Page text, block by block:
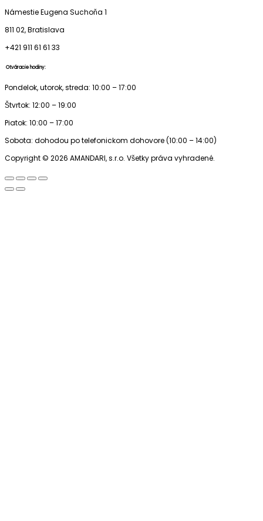
Námestie Eugena Suchoňa 1
811 02, Bratislava
+421 911 61 61 33
Otváracie hodiny:
Pondelok, utorok, streda: 10:00 – 17:00
Štvrtok: 12:00 – 19:00
Piatok: 10:00 – 17:00
Sobota: dohodou po telefonickom dohovore (10:00 – 14:00)
Copyright © 2026 AMANDARI, s.r.o. Všetky práva vyhradené.